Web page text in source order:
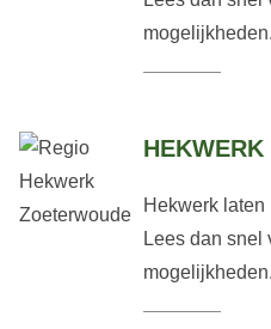
mogelijkheden.
Hekwerk
Lees dan snel
mogelijkheden.